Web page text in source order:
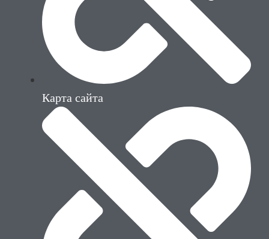
Карта сайта